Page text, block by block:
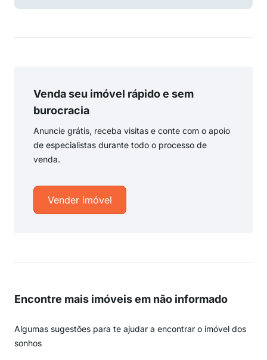
Venda seu imóvel rápido e sem
burocracia
Anuncie grátis, receba visitas e conte com o apoio
de especialistas durante todo o processo de
venda.
Vender imóvel
Encontre mais imóveis em não informado
Algumas sugestões para te ajudar a encontrar o imóvel dos
sonhos